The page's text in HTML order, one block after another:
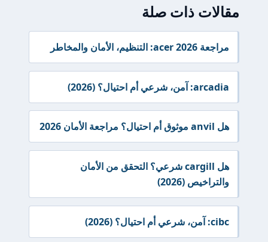
مقالات ذات صلة
مراجعة acer 2026: التنظيم، الأمان والمخاطر
arcadia: آمن، شرعي أم احتيال؟ (2026)
هل anvil موثوق أم احتيال؟ مراجعة الأمان 2026
هل cargill شرعي؟ التحقق من الأمان
والتراخيص (2026)
cibc: آمن، شرعي أم احتيال؟ (2026)